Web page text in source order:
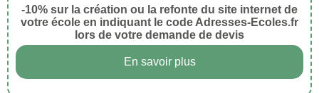
-10% sur la création ou la refonte du site internet de
votre école en indiquant le code Adresses-Ecoles.fr
lors de votre demande de devis
En savoir plus